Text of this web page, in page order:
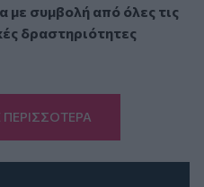
με συμβολή από όλες τις
δραστηριότητες